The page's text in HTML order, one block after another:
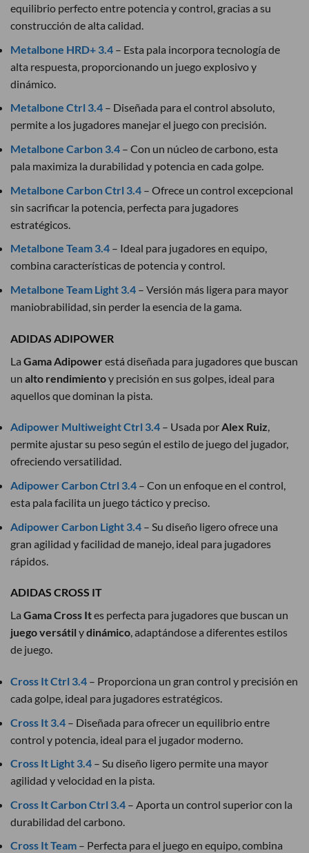
equilibrio perfecto entre potencia y control, gracias a su
construcción de alta calidad.
Metalbone HRD+ 3.4 – Esta pala incorpora tecnología de
alta respuesta, proporcionando un juego explosivo y
dinámico.
Metalbone Ctrl 3.4 – Diseñada para el control absoluto,
permite a los jugadores manejar el juego con precisión.
Metalbone Carbon 3.4 – Con un núcleo de carbono, esta
pala maximiza la durabilidad y potencia en cada golpe.
Metalbone Carbon Ctrl 3.4 – Ofrece un control excepcional
sin sacrificar la potencia, perfecta para jugadores
estratégicos.
Metalbone Team 3.4 – Ideal para jugadores en equipo,
combina características de potencia y control.
Metalbone Team Light 3.4 – Versión más ligera para mayor
maniobrabilidad, sin perder la esencia de la gama.
ADIDAS ADIPOWER
La Gama Adipower está diseñada para jugadores que buscan
un alto rendimientoy precisión en sus golpes, ideal para
aquellos que dominan la pista.
Adipower Multiweight Ctrl 3.4 – Usada porAlex Ruiz,
permite ajustar su peso según el estilo de juego del jugador,
ofreciendo versatilidad.
Adipower Carbon Ctrl 3.4 – Con un enfoque en el control,
esta pala facilita un juego táctico y preciso.
Adipower Carbon Light 3.4 – Su diseño ligero ofrece una
gran agilidad y facilidad de manejo, ideal para jugadores
rápidos.
ADIDAS CROSS IT
La Gama Cross Ites perfecta para jugadores que buscan un
juego versátil ydinámico, adaptándose a diferentes estilos
de juego.
Cross It Ctrl 3.4 – Proporciona un gran control y precisión en
cada golpe, ideal para jugadores estratégicos.
Cross It 3.4 – Diseñada para ofrecer un equilibrio entre
control y potencia, ideal para el jugador moderno.
Cross It Light 3.4 – Su diseño ligero permite una mayor
agilidad y velocidad en la pista.
Cross It Carbon Ctrl 3.4 – Aporta un control superior con la
durabilidad del carbono.
Cross It Team – Perfecta para el juego en equipo, combina